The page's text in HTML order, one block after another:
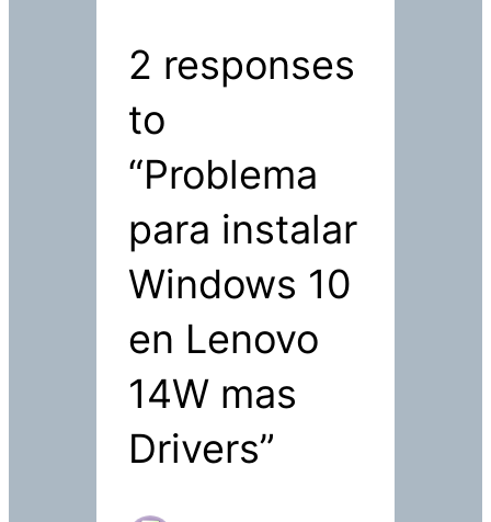
2 responses
to
“Problema
para instalar
Windows 10
en Lenovo
14W mas
Drivers”